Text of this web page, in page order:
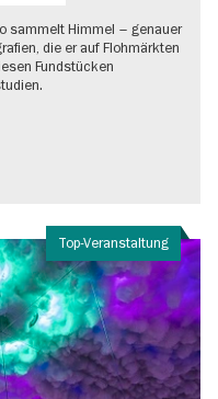
sammelt Himmel – genauer
die er auf Flohmärkten
Fundstücken
Top-Veranstaltung